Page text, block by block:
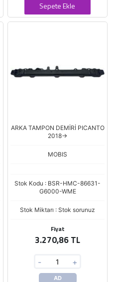
Sepete Ekle
ARKA TAMPON DEMİRİ PICANTO
2018->
MOBIS
Stok Kodu : BSR-HMC-86631-
G6000-WME
Stok Miktarı : Stok sorunuz
Fiyat
3.270,86 TL
- +
AD